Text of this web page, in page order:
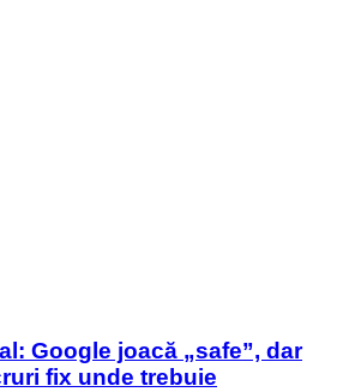
Google joacă „safe”, dar
fix unde trebuie